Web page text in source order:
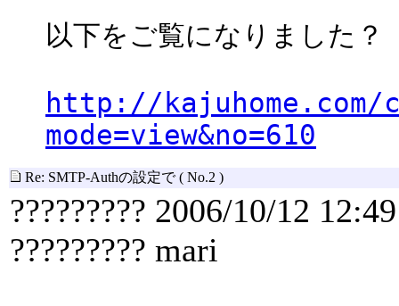
以下をご覧になりました？
http://
mode=view&no=610
Re: SMTP-Authの設定で( No.2 )
????????? 2006/10/12 12:49
????????? mari